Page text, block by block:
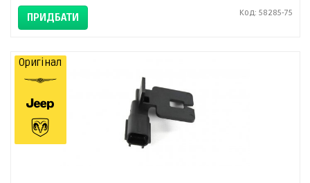
ПРИДБАТИ Код: 58285-75
Оригінал